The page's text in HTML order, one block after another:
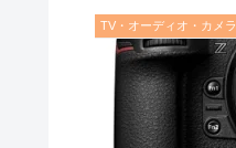
TV・オーディオ・カメラ